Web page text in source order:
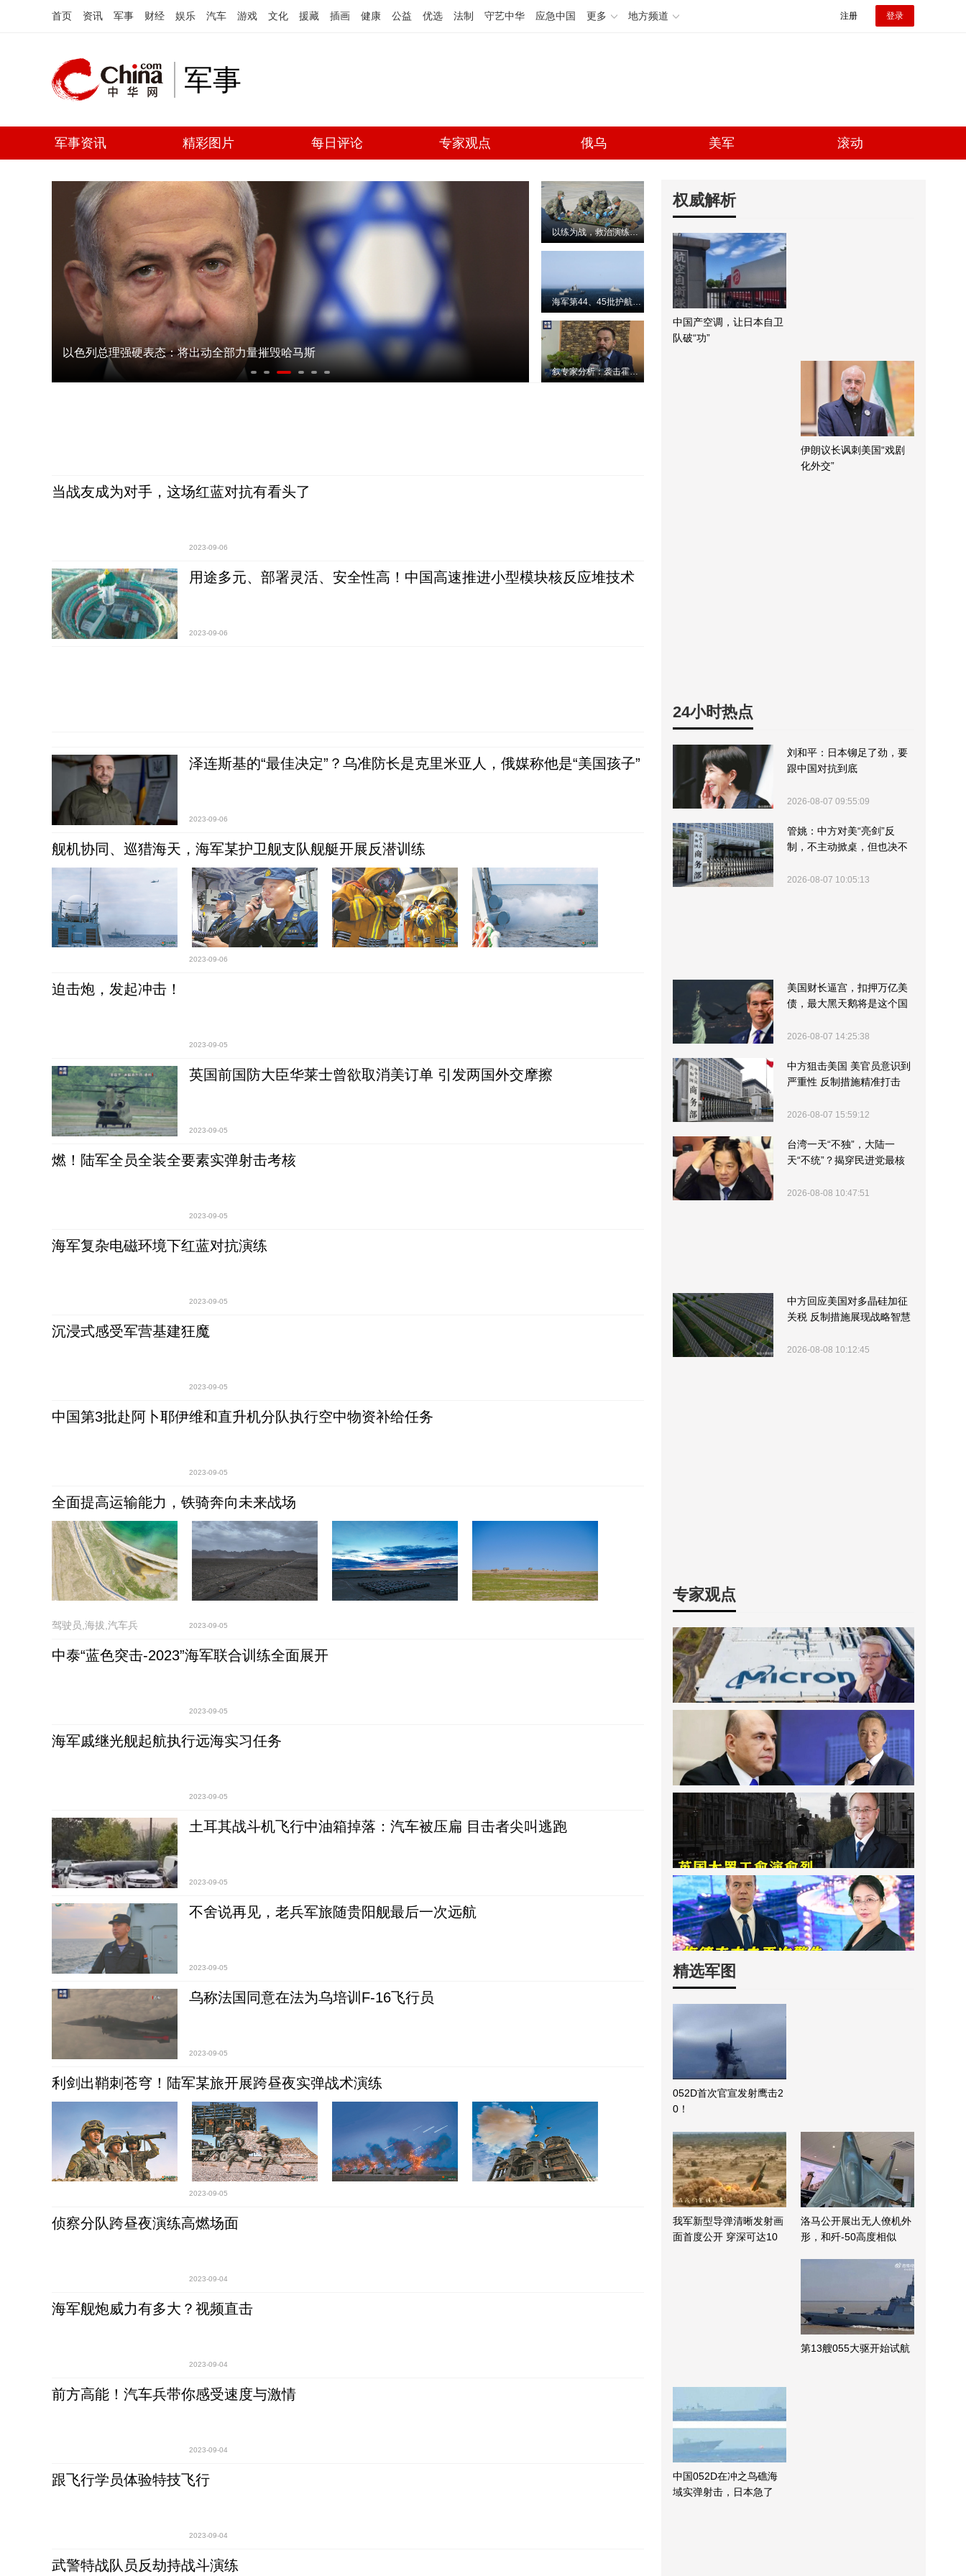
首页 资讯 军事 财经 娱乐 汽车 游戏 文化 援藏 插画 健康 公益 优选 法制 守艺中华 应急中国 更多 地方频道 注册 登录
军事
军事资讯 精彩图片 每日评论 专家观点 俄乌 美军 滚动
以色列总理强硬表态：将出动全部力量摧毁哈马斯
以练为战，救治演练促提高
海军第44、45批护航编队举行分航仪式侧记
叙专家分析：袭击霍姆斯军事学院的无人机或来自反对派武装控制区
当战友成为对手，这场红蓝对抗有看头了
2023-09-06
用途多元、部署灵活、安全性高！中国高速推进小型模块核反应堆技术
2023-09-06
泽连斯基的“最佳决定”？乌准防长是克里米亚人，俄媒称他是“美国孩子”
2023-09-06
舰机协同、巡猎海天，海军某护卫舰支队舰艇开展反潜训练
2023-09-06
迫击炮，发起冲击！
2023-09-05
英国前国防大臣华莱士曾欲取消美订单 引发两国外交摩擦
2023-09-05
燃！陆军全员全装全要素实弹射击考核
2023-09-05
海军复杂电磁环境下红蓝对抗演练
2023-09-05
沉浸式感受军营基建狂魔
2023-09-05
中国第3批赴阿卜耶伊维和直升机分队执行空中物资补给任务
2023-09-05
全面提高运输能力，铁骑奔向未来战场
2023-09-05
驾驶员,海拔,汽车兵
中泰“蓝色突击-2023”海军联合训练全面展开
2023-09-05
海军戚继光舰起航执行远海实习任务
2023-09-05
土耳其战斗机飞行中油箱掉落：汽车被压扁 目击者尖叫逃跑
2023-09-05
不舍说再见，老兵军旅随贵阳舰最后一次远航
2023-09-05
乌称法国同意在法为乌培训F-16飞行员
2023-09-05
利剑出鞘刺苍穹！陆军某旅开展跨昼夜实弹战术演练
2023-09-05
侦察分队跨昼夜演练高燃场面
2023-09-04
海军舰炮威力有多大？视频直击
2023-09-04
前方高能！汽车兵带你感受速度与激情
2023-09-04
跟飞行学员体验特技飞行
2023-09-04
武警特战队员反劫持战斗演练
权威解析
中国产空调，让日本自卫
队破“功”
伊朗议长讽刺美国“戏剧
化外交”
24小时热点
刘和平：日本铆足了劲，要
跟中国对抗到底
2026-08-07 09:55:09
管姚：中方对美“亮剑”反
制，不主动掀桌，但也决不
2026-08-07 10:05:13
美国财长逼宫，扣押万亿美
债，最大黑天鹅将是这个国
2026-08-07 14:25:38
中方狙击美国 美官员意识到
严重性 反制措施精准打击
2026-08-07 15:59:12
台湾一天“不独”，大陆一
天“不统”？揭穿民进党最核
2026-08-08 10:47:51
中方回应美国对多晶硅加征
关税 反制措施展现战略智慧
2026-08-08 10:12:45
专家观点
精选军图
052D首次官宣发射鹰击2
0！
我军新型导弹清晰发射画
面首度公开 穿深可达10
洛马公开展出无人僚机外
形，和歼-50高度相似
第13艘055大驱开始试航
中国052D在冲之鸟礁海
域实弹射击，日本急了